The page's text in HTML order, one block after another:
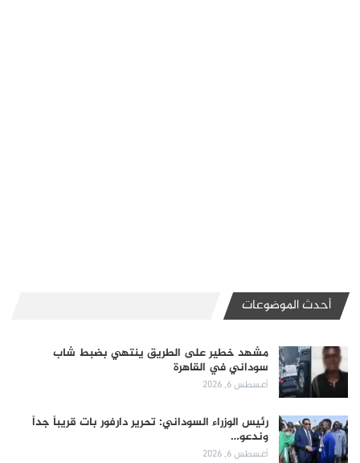
أحدث الموضوعات
مشهد خطير على الطريق ينتهي بضبط شاب
سوداني في القاهرة
أغسطس 6, 2026
رئيس الوزراء السوداني: تحرير دارفور بات قريباً جداً
وندعو…
أغسطس 6, 2026